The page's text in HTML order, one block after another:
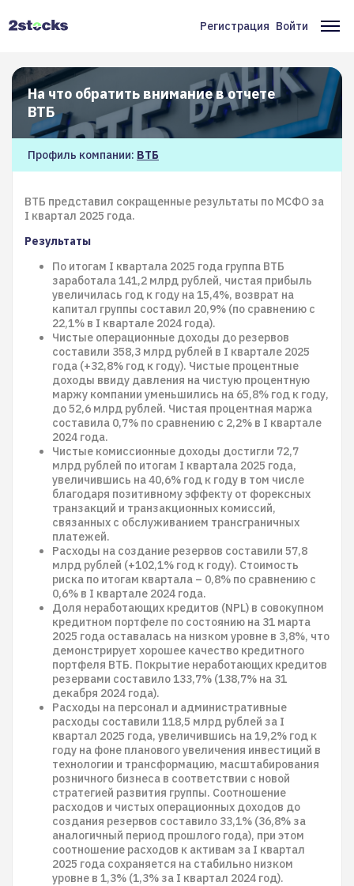
Меню
учётной
записи
пользователя
Регистрация Войти
На что обратить внимание в отчете
ВТБ
Профиль компании: ВТБ
ВТБ представил сокращенные результаты по МСФО за
I квартал 2025 года.
Результаты
По итогам I квартала 2025 года группа ВТБ
заработала 141,2 млрд рублей, чистая прибыль
увеличилась год к году на 15,4%, возврат на
капитал группы составил 20,9% (по сравнению с
22,1% в I квартале 2024 года).
Чистые операционные доходы до резервов
составили 358,3 млрд рублей в I квартале 2025
года (+32,8% год к году). Чистые процентные
доходы ввиду давления на чистую процентную
маржу компании уменьшились на 65,8% год к году,
до 52,6 млрд рублей. Чистая процентная маржа
составила 0,7% по сравнению с 2,2% в I квартале
2024 года.
Чистые комиссионные доходы достигли 72,7
млрд рублей по итогам I квартала 2025 года,
увеличившись на 40,6% год к году в том числе
благодаря позитивному эффекту от форексных
транзакций и транзакционных комиссий,
связанных с обслуживанием трансграничных
платежей.
Расходы на создание резервов составили 57,8
млрд рублей (+102,1% год к году). Стоимость
риска по итогам квартала – 0,8% по сравнению с
0,6% в I квартале 2024 года.
Доля неработающих кредитов (NPL) в совокупном
кредитном портфеле по состоянию на 31 марта
2025 года оставалась на низком уровне в 3,8%, что
демонстрирует хорошее качество кредитного
портфеля ВТБ. Покрытие неработающих кредитов
резервами составило 133,7% (138,7% на 31
декабря 2024 года).
Расходы на персонал и административные
расходы составили 118,5 млрд рублей за I
квартал 2025 года, увеличившись на 19,2% год к
году на фоне планового увеличения инвестиций в
технологии и трансформацию, масштабирования
розничного бизнеса в соответствии с новой
стратегией развития группы. Соотношение
расходов и чистых операционных доходов до
создания резервов составило 33,1% (36,8% за
аналогичный период прошлого года), при этом
соотношение расходов к активам за I квартал
2025 года сохраняется на стабильно низком
уровне в 1,3% (1,3% за I квартал 2024 год).